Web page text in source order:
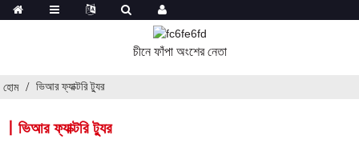
চীনে ফাঁপা অংশের নেতা
হোম ভিআর ফ্যাক্টরি ট্যুর
丨ভিআর ফ্যাক্টরি ট্যুর